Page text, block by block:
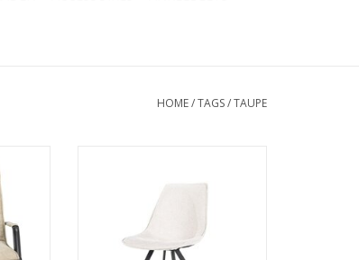
HOME/TAGS/TAUPE
TOEVOEGEN AAN WINKELWAGEN